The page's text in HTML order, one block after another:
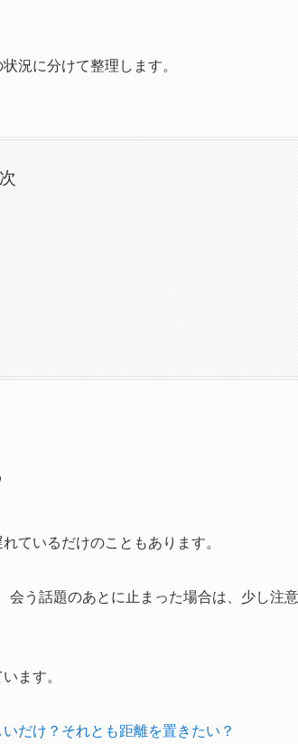
況に分けて整理します。
ているだけのこともあります。
う話題のあとに止まった場合は、少し注
ます。
だけ？それとも距離を置きたい？